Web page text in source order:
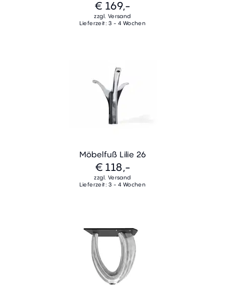
€ 169,-
zzgl. Versand
Lieferzeit: 3 - 4 Wochen
Möbelfuß Lilie 26
€ 118,-
zzgl. Versand
Lieferzeit: 3 - 4 Wochen